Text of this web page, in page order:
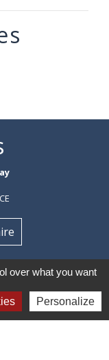
14h-18h
over what you want
Personalize